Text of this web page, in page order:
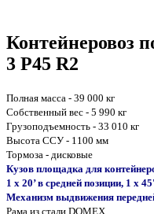
Контейнеровоз
3 P45 R2
Полная масса - 39 000 кг
Собственный вес - 5 990 кг
Грузоподъемность - 33 010 кг
Высота ССУ - 1100 мм
Тормоза - дисковые
Кузов площадка для
1 x 20’ в средней позиции, 1 x 45'
Механизм выдвижения
Рама из стали DOMEX